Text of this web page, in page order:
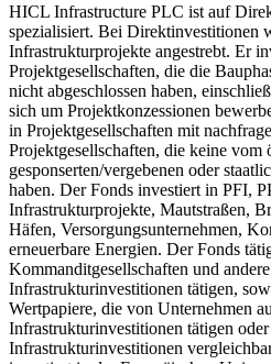
HICL Infrastructure PLC ist auf
spezialisiert. Bei Direktinvestitionen
Infrastrukturprojekte angestrebt. Er
Projektgesellschaften, die die
nicht abgeschlossen haben,
sich um Projektkonzessionen
in Projektgesellschaften mit
Projektgesellschaften, die keine vom
gesponserten/vergebenen oder
haben. Der Fonds investiert in PFI,
Infrastrukturprojekte, Mautstraßen,
Häfen, Versorgungsunternehmen,
erneuerbare Energien. Der Fonds
Kommanditgesellschaften und
Infrastrukturinvestitionen tätigen,
Wertpapiere, die von Unternehmen
Infrastrukturinvestitionen tätigen
Infrastrukturinvestitionen